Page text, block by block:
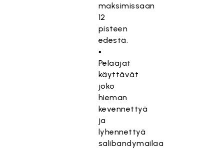
maksimissaan
12
pisteen
edestä.
▪
Pelaajat
käyttävät
joko
hieman
kevennettyä
ja
lyhennettyä
salibandymailaa